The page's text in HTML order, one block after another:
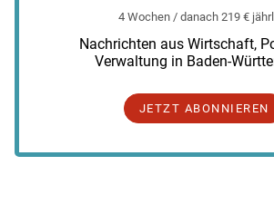
4 Wochen / danach 219 €
Nachrichten aus Wirtschaft,
Verwaltung in Baden-
JETZT ABONNIEREN